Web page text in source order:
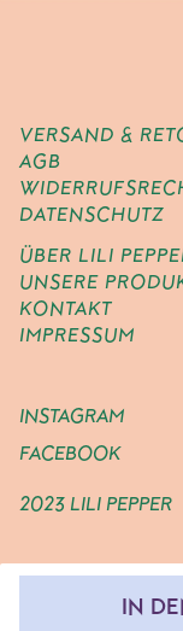
IN
VERSAND &
AGB
DATENSCHUTZ
ÜBER LILI
UNSERE
KONTAKT
IMPRESSUM
INSTAGRAM
FACEBOOK
2023 LILI PEPPER